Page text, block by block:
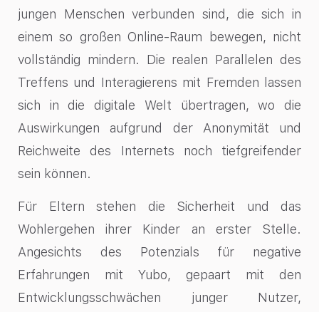
jungen Menschen verbunden sind, die sich in
einem so großen Online-Raum bewegen, nicht
vollständig mindern. Die realen Parallelen des
Treffens und Interagierens mit Fremden lassen
sich in die digitale Welt übertragen, wo die
Auswirkungen aufgrund der Anonymität und
Reichweite des Internets noch tiefgreifender
sein können.
Für Eltern stehen die Sicherheit und das
Wohlergehen ihrer Kinder an erster Stelle.
Angesichts des Potenzials für negative
Erfahrungen mit Yubo, gepaart mit den
Entwicklungsschwächen junger Nutzer,